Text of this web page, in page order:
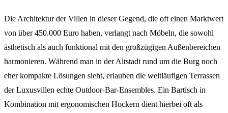
Die Architektur der Villen in dieser Gegend, die oft einen Marktwert
von über 450.000 Euro haben, verlangt nach Möbeln, die sowohl
ästhetisch als auch funktional mit den großzügigen Außenbereichen
harmonieren. Während man in der Altstadt rund um die Burg noch
eher kompakte Lösungen sieht, erlauben die weitläufigen Terrassen
der Luxusvillen echte Outdoor-Bar-Ensembles. Ein Bartisch in
Kombination mit ergonomischen Hockern dient hierbei oft als